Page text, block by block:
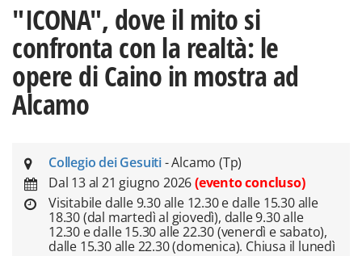
"ICONA", dove il mito si
confronta con la realtà: le
opere di Caino in mostra ad
Alcamo
Collegio dei Gesuiti- Alcamo (Tp)
Dal 13 al 21 giugno 2026(evento concluso)
Visitabile dalle 9.30 alle 12.30 e dalle 15.30 alle
18.30 (dal martedì al giovedì), dalle 9.30 alle
12.30 e dalle 15.30 alle 22.30 (venerdì e sabato),
dalle 15.30 alle 22.30 (domenica). Chiusa il lunedì